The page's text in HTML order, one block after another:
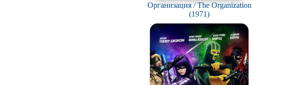
Организация / The Organization
(1971)